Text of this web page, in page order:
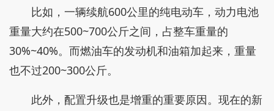
比如，一辆续航600公里的纯电动车，动力电池
重量大约在500~700公斤之间，占整车重量的
30%~40%。而燃油车的发动机和油箱加起来，重量
也不过200~300公斤。
此外，配置升级也是增重的重要原因。现在的新